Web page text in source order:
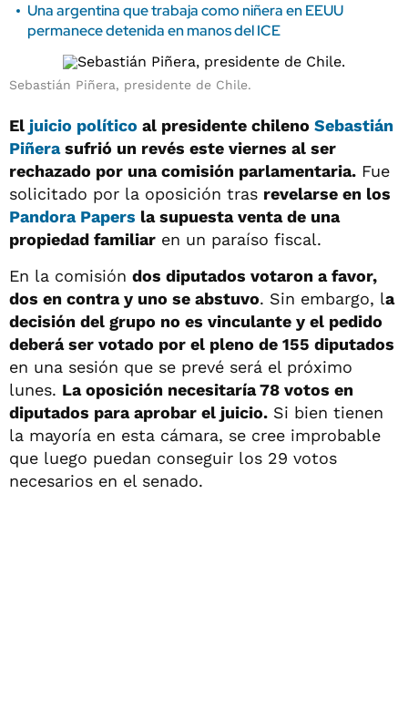
Una argentina que trabaja como niñera en EEUU
permanece detenida en manos del ICE
Sebastián Piñera, presidente de Chile.
El juicio político al presidente chileno Sebastián
Piñerasufrió un revés este viernes al ser
rechazado por una comisión parlamentaria. Fue
solicitado por la oposición tras revelarse en los
Pandora Papers la supuesta venta de una
propiedad familiar en un paraíso fiscal.
En la comisión dos diputados votaron a favor,
dos en contra y uno se abstuvo. Sin embargo, la
decisión del grupo no es vinculante y el pedido
deberá ser votado por el pleno de 155 diputados
en una sesión que se prevé será el próximo
lunes. La oposición necesitaría 78 votos en
diputados para aprobar el juicio. Si bien tienen
la mayoría en esta cámara, se cree improbable
que luego puedan conseguir los 29 votos
necesarios en el senado.